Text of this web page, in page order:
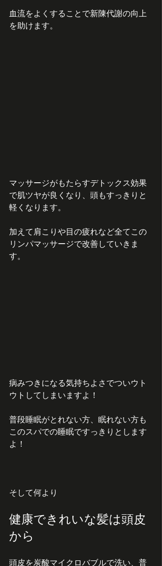
血流をよくすることで新陳代謝の向上
を助けます。
マッサージがもたらすデトックス効果
で肌ツヤが良くなり、頭もすっきりと
軽くなります。
加えて肩こりや目の疲れなど全てこの
リンパマッサージで改善していきま
す。
病みつきになる気持ちよさでついウト
ウトしてしまいますよ！
普段睡眠がとれない方、眠れない方も
このスパでの睡眠ですっきりとします
よ！
そして何より
健康できれいな髪は頭皮
から
頭皮を炭酸マイクロバブルで洗い、普